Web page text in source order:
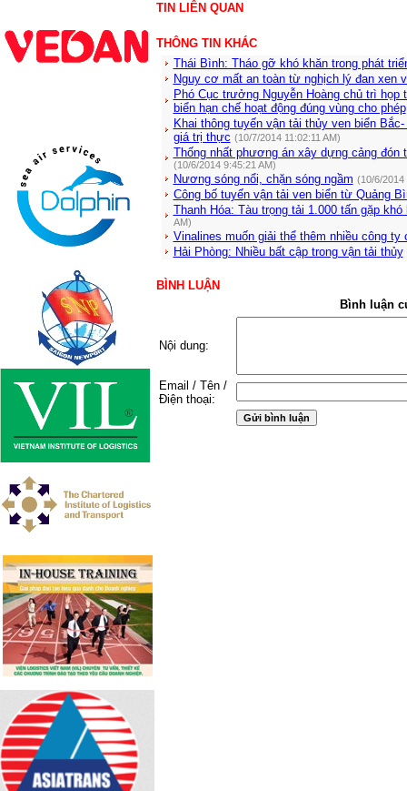
TIN LIÊN QUAN
THÔNG TIN KHÁC
Thái Bình: Tháo gỡ khó khăn trong phát
Nguy cơ mất an toàn từ nghịch lý đan xen
Phó Cục trưởng Nguyễn Hoàng chủ trì
biển hạn chế hoạt động đúng vùng cho phép
Khai thông tuyến vận tải thủy ven biển
giá trị thực (10/7/2014 11:02:11 AM)
Thống nhất phương án xây dựng cảng đón
(10/6/2014 9:45:21 AM)
Nương sóng nổi, chặn sóng ngầm (10/6/2014
Công bố tuyến vận tải ven biển từ Quảng
Thanh Hóa: Tàu trọng tải 1.000 tấn gặp
AM)
Vinalines muốn giải thể thêm nhiều công ty
Hải Phòng: Nhiều bất cập trong vận tải thủy
BÌNH LUẬN
Bình luận
Nội dung:
Email / Tên /
Điện thoại: